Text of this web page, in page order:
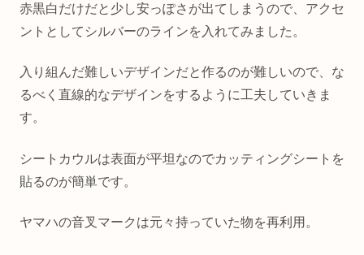
赤黒白だけだと少し安っぽさが出てしまうので、アクセ
ントとしてシルバーのラインを入れてみました。
入り組んだ難しいデザインだと作るのが難しいので、な
るべく直線的なデザインをするように工夫していきま
す。
シートカウルは表面が平坦なのでカッティングシートを
貼るのが簡単です。
ヤマハの音叉マークは元々持っていた物を再利用。